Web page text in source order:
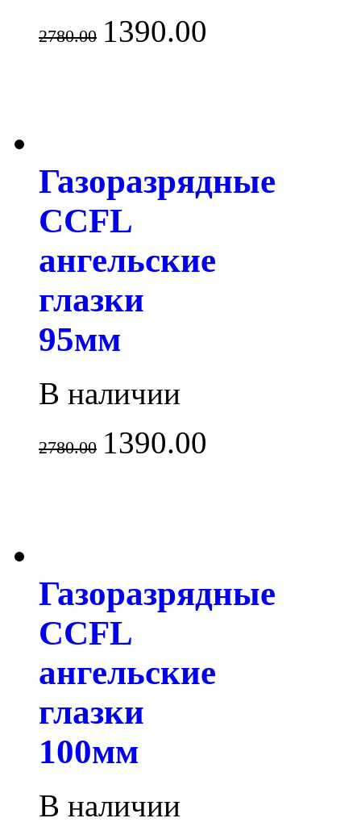
2780.00 1390.00
Газоразрядные
CCFL
ангельские
глазки
95мм
В наличии
2780.00 1390.00
Газоразрядные
CCFL
ангельские
глазки
100мм
В наличии